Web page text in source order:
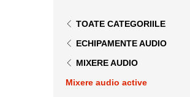
TOATE CATEGORIILE
ECHIPAMENTE AUDIO
MIXERE AUDIO
Mixere audio active